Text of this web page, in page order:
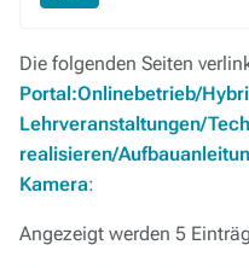
Die folgenden Seiten
Portal:Onlinebetrieb/
Lehrveranstaltungen/
realisieren/
Kamera:
Angezeigt werden 5